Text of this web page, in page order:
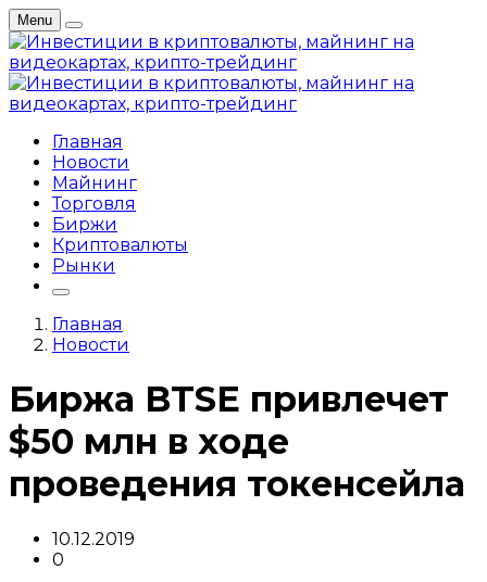
Menu
Главная
Новости
Майнинг
Торговля
Биржи
Криптовалюты
Рынки
Главная
Новости
Биржа BTSE привлечет
$50 млн в ходе
проведения токенсейла
10.12.2019
0